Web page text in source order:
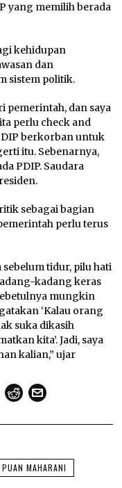
yang memilih berada
kehidupan
dan
sistem politik.
pemerintah, dan saya
perlu check and
berkorban untuk
itu. Sebenarnya,
PDIP. Saudara
sebagai bagian
perlu terus
tidur, pilu hati
kadang keras
mungkin
‘Kalau orang
suka dikasih
kita’. Jadi, saya
kalian,” ujar
PUAN MAHARANI